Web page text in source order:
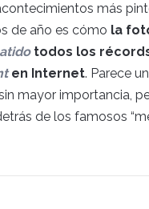
más
de año es cómo la
todos los
en Internet. Parece
mayor importancia,
de los famosos